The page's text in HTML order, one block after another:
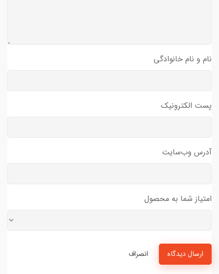
نام و نام خانوادگی
پست الکترونیک
آدرس وب‌سایت
امتیاز شما به محصول
ارسال دیدگاه انصراف